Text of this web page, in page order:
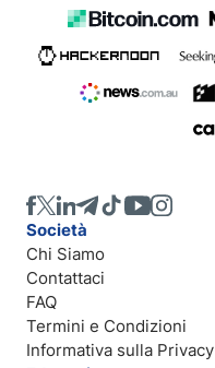
Società
Chi Siamo
Contattaci
FAQ
Termini e Condizioni
Informativa sulla Privacy